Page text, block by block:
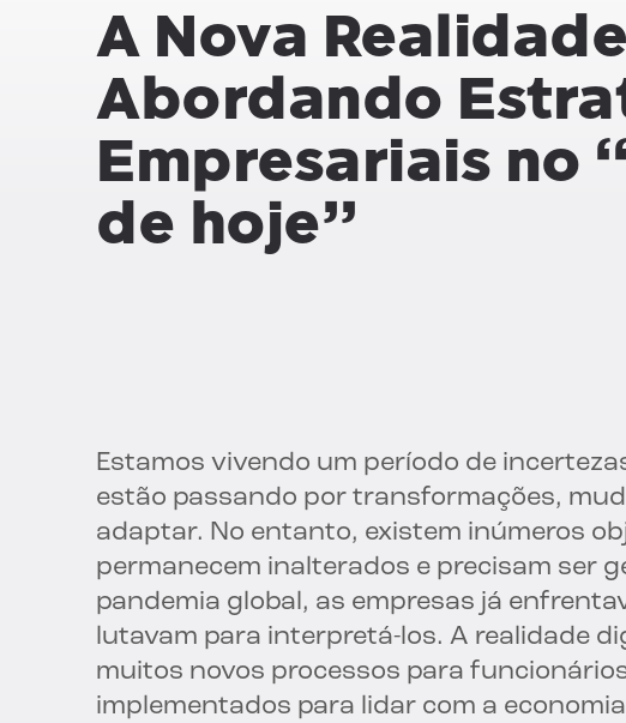
A Nova
Abordando
Empresariais no
de hoje”
Estamos vivendo um período de
estão passando por transformações,
adaptar. No entanto, existem inúmeros
permanecem inalterados e precisam ser
pandemia global, as empresas já
lutavam para interpretá-los. A realidade
muitos novos processos para
implementados para lidar com a